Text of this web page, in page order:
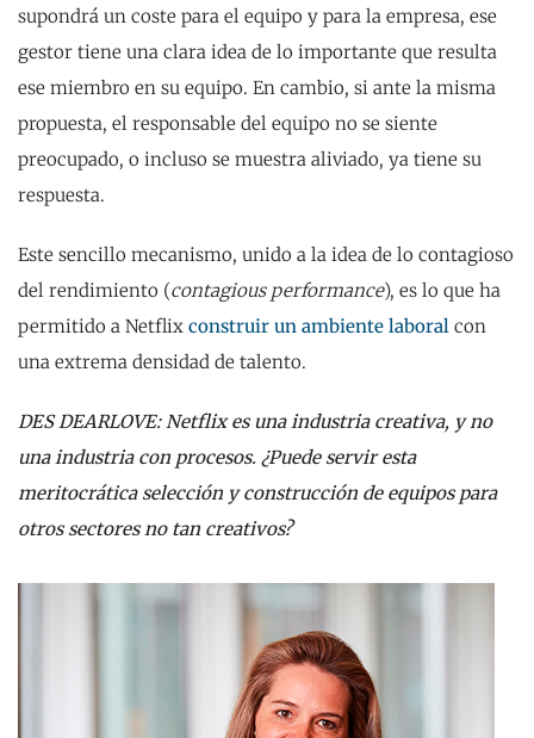
supondrá un coste para el equipo y para la empresa, ese
gestor tiene una clara idea de lo importante que resulta
ese miembro en su equipo. En cambio, si ante la misma
propuesta, el responsable del equipo no se siente
preocupado, o incluso se muestra aliviado, ya tiene su
respuesta.
Este sencillo mecanismo, unido a la idea de lo contagioso
del rendimiento (contagious performance), es lo que ha
permitido a Netflix construir un ambiente laboral con
una extrema densidad de talento.
DES DEARLOVE: Netflix es una industria creativa, y no
una industria con procesos. ¿Puede servir esta
meritocrática selección y construcción de equipos para
otros sectores no tan creativos?